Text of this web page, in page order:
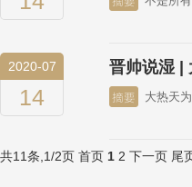
2020-07
14
晋帅说湿 |
大热天
共11条,1/2页 首页 1 2 下一页 尾